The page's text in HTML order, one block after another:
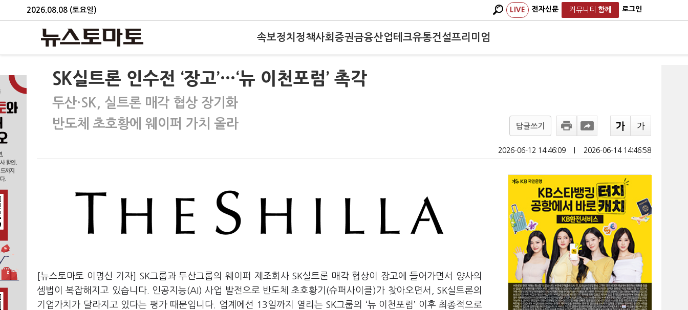
2026.08.08 (토요일) LIVE 전자신문 커뮤니티 함께 로그인
속보정치 정책사회 증권금융산업테크유통건설프리미엄
SK실트론 인수전 ‘장고’…‘뉴 이천포럼’ 촉각
두산·SK, 실트론 매각 협상 장기화
반도체 초호황에 웨이퍼 가치 올라
답글쓰기
2026-06-12 14:46:09 2026-06-14 14:46:58
[뉴스토마토 이명신 기자] SK그룹과 두산그룹의 웨이퍼 제조회사 SK실트론 매각 협상이 장고에 들어가면서 양사의
셈법이 복잡해지고 있습니다. 인공지능(AI) 사업 발전으로 반도체 초호황기(슈퍼사이클)가 찾아오면서, SK실트론의
기업가치가 달라지고 있다는 평가 때문입니다. 업계에선 13일까지 열리는 SK그룹의 ‘뉴 이천포럼’ 이후 최종적으로